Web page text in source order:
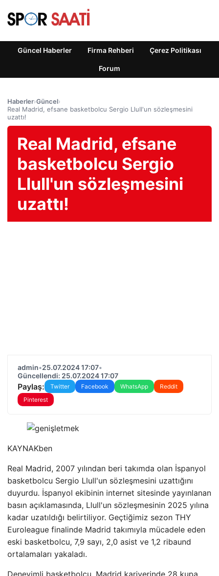
Güncel Haberler Firma Rehberi Çerez Politikası
Forum
Haberler›Güncel›
Real Madrid, efsane basketbolcu Sergio Llull'un sözleşmesini
uzattı!
Real Madrid, efsane
basketbolcu Sergio
Llull'un sözleşmesini
uzattı!
admin•25.07.2024 17:07•
Güncellendi: 25.07.2024 17:07
Paylaş: Twitter Facebook WhatsApp
Reddit
Pinterest
KAYNAKben
Real Madrid, 2007 yılından beri takımda olan İspanyol
basketbolcu Sergio Llull'un sözleşmesini uzattığını
duyurdu. İspanyol ekibinin internet sitesinde yayınlanan
basın açıklamasında, Llull'un sözleşmesinin 2025 yılına
kadar uzatıldığı belirtiliyor. Geçtiğimiz sezon THY
Euroleague finalinde Madrid takımıyla mücadele eden
eski basketbolcu, 7,9 sayı, 2,0 asist ve 1,2 ribaund
ortalamaları yakaladı.
Deneyimli basketbolcu, Madrid kariyerinde 28 kupa